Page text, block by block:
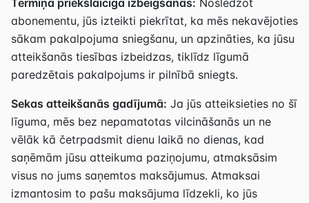
abonementu, jūs izteikti piekrītat, ka mēs nekavējoties
sākam pakalpojuma sniegšanu, un apzināties, ka jūsu
atteikšanās tiesības izbeidzas, tiklīdz līgumā
paredzētais pakalpojums ir pilnībā sniegts.
Sekas atteikšanās gadījumā: Ja jūs atteiksieties no šī
līguma, mēs bez nepamatotas vilcināšanās un ne
vēlāk kā četrpadsmit dienu laikā no dienas, kad
saņēmām jūsu atteikuma paziņojumu, atmaksāsim
visus no jums saņemtos maksājumus. Atmaksai
izmantosim to pašu maksājuma līdzekli, ko jūs